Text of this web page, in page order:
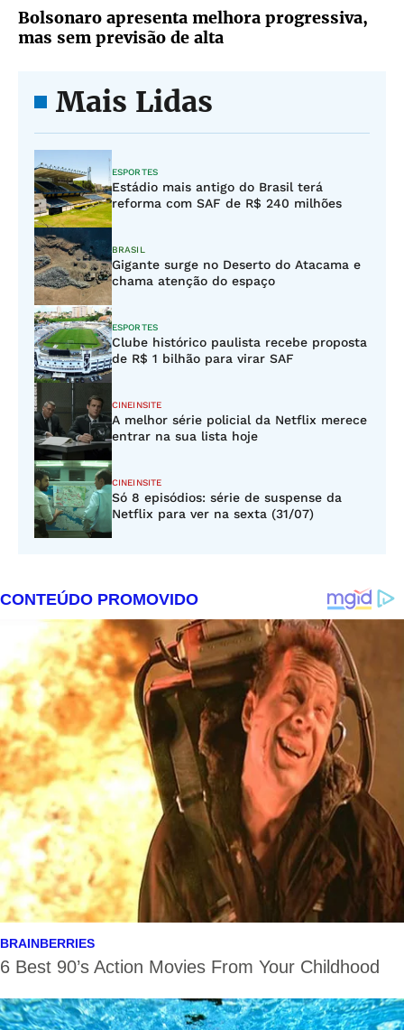
Bolsonaro apresenta melhora progressiva,
mas sem previsão de alta
Mais Lidas
ESPORTES
Estádio mais antigo do Brasil terá
reforma com SAF de R$ 240 milhões
BRASIL
Gigante surge no Deserto do Atacama e
chama atenção do espaço
ESPORTES
Clube histórico paulista recebe proposta
de R$ 1 bilhão para virar SAF
CINEINSITE
A melhor série policial da Netflix merece
entrar na sua lista hoje
CINEINSITE
Só 8 episódios: série de suspense da
Netflix para ver na sexta (31/07)